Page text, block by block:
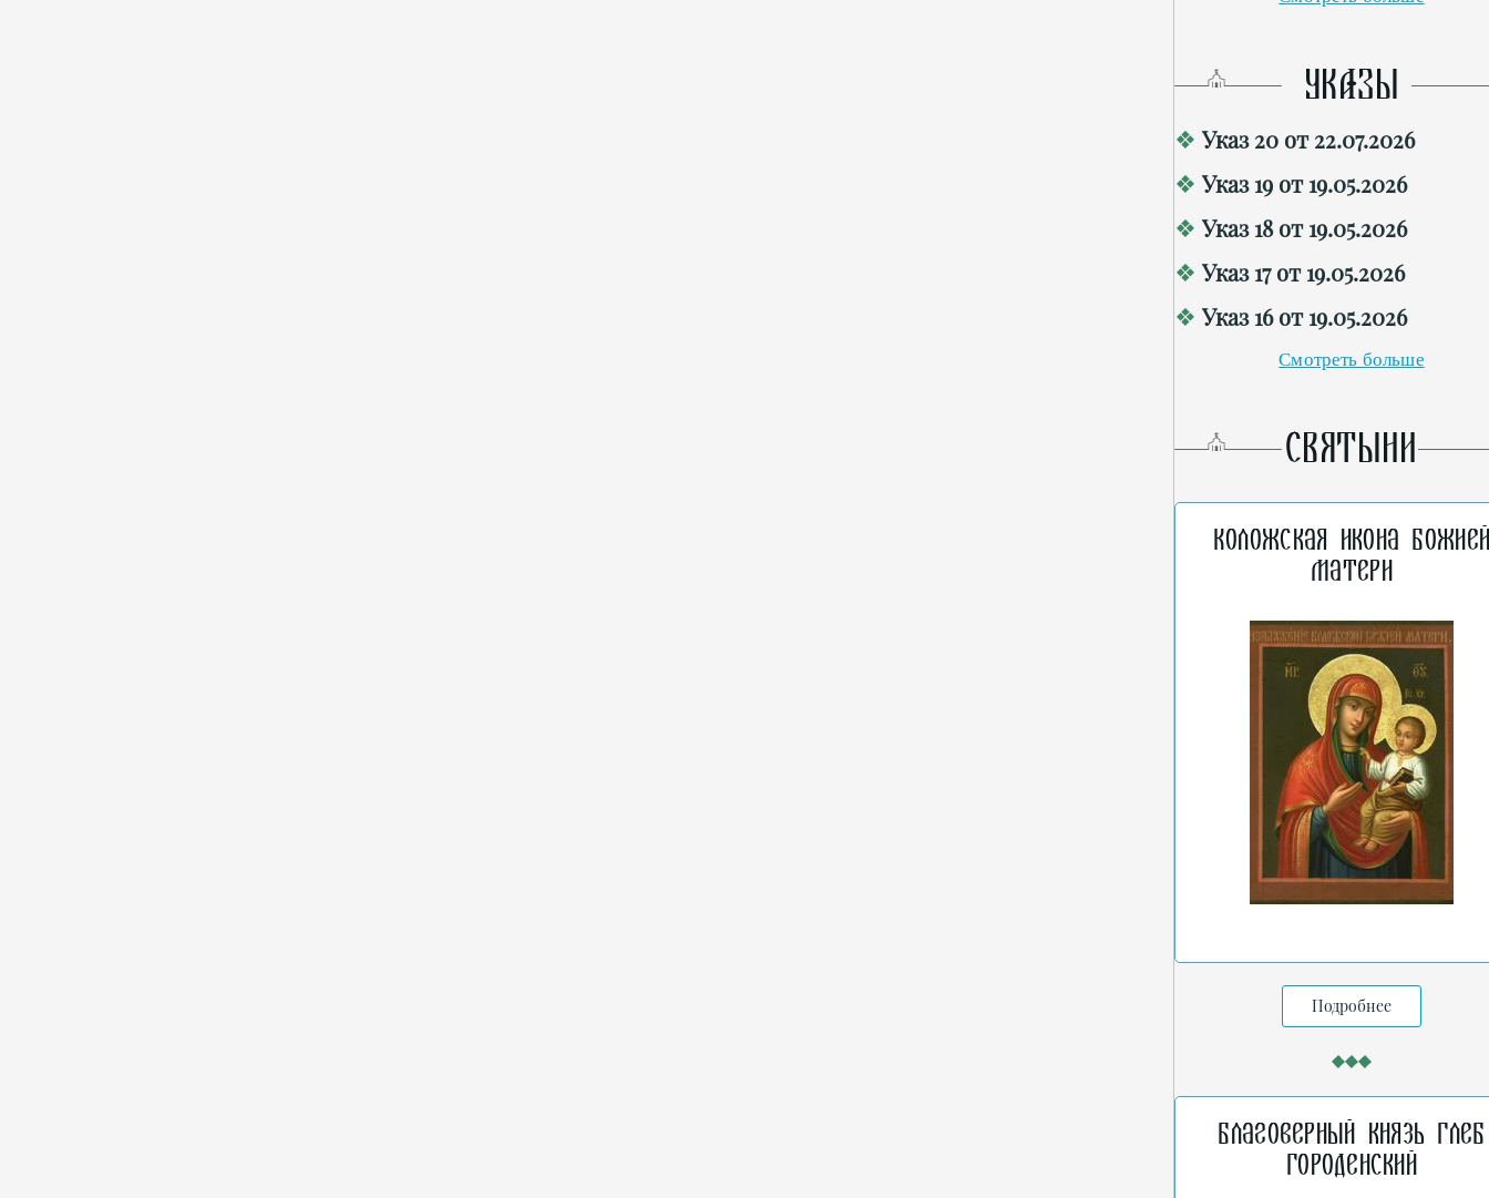
УКАЗЫ
Указ 20 от 22.07.2026
Указ 19 от 19.05.2026
Указ 18 от 19.05.2026
Указ 17 от 19.05.2026
Указ 16 от 19.05.2026
Смотреть больше
СВЯТЫНИ
Коложская икона
Матери
Подробнее
Благоверный князь Глеб
Городенский